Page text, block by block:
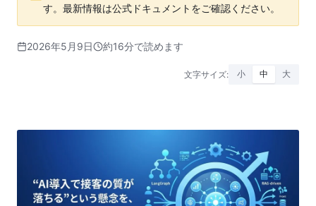
す。最新情報は公式ドキュメントをご確認ください。
2026年5月9日 約16分で読めます
文字サイズ: 小 中 大